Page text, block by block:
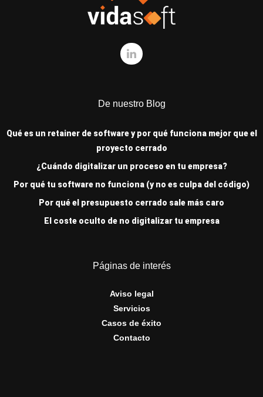
De nuestro Blog
Qué es un retainer de software y por qué funciona mejor que el
proyecto cerrado
¿Cuándo digitalizar un proceso en tu empresa?
Por qué tu software no funciona (y no es culpa del código)
Por qué el presupuesto cerrado sale más caro
El coste oculto de no digitalizar tu empresa
Páginas de interés
Aviso legal
Servicios
Casos de éxito
Contacto